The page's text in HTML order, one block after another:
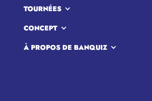
TOURNÉES
CONCEPT
À PROPOS DE BANQUIZ